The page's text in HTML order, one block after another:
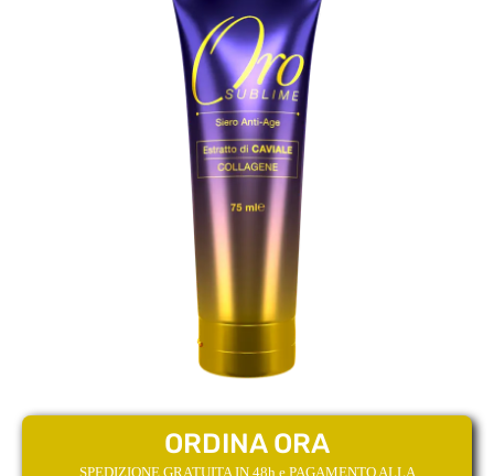
ORDINA ORA
SPEDIZIONE GRATUITA IN 48h e PAGAMENTO ALLA